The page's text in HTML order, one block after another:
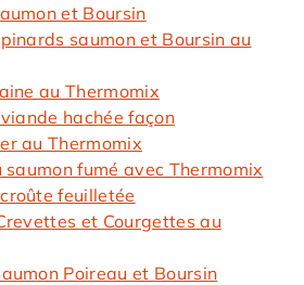
et Boursin
saumon et Boursin au
au Thermomix
hachée façon
au Thermomix
saumon fumé avec Thermomix
feuilletée
et Courgettes au
Poireau et Boursin